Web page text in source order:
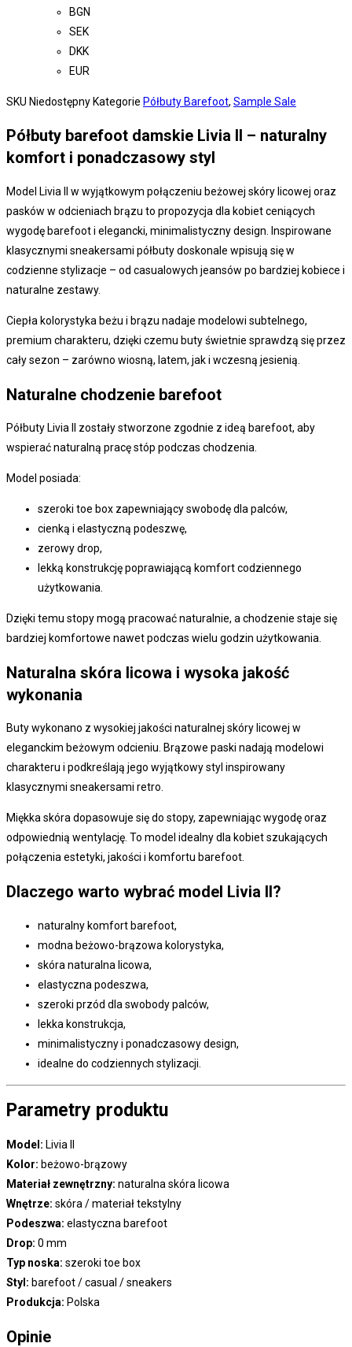
BGN
SEK
DKK
EUR
SKU Niedostępny Kategorie Półbuty Barefoot, Sample Sale
Półbuty barefoot damskie Livia II – naturalny
komfort i ponadczasowy styl
Model Livia II w wyjątkowym połączeniu beżowej skóry licowej oraz
pasków w odcieniach brązu to propozycja dla kobiet ceniących
wygodę barefoot i elegancki, minimalistyczny design. Inspirowane
klasycznymi sneakersami półbuty doskonale wpisują się w
codzienne stylizacje – od casualowych jeansów po bardziej kobiece i
naturalne zestawy.
Ciepła kolorystyka beżu i brązu nadaje modelowi subtelnego,
premium charakteru, dzięki czemu buty świetnie sprawdzą się przez
cały sezon – zarówno wiosną, latem, jak i wczesną jesienią.
Naturalne chodzenie barefoot
Półbuty Livia II zostały stworzone zgodnie z ideą barefoot, aby
wspierać naturalną pracę stóp podczas chodzenia.
Model posiada:
szeroki toe box zapewniający swobodę dla palców,
cienką i elastyczną podeszwę,
zerowy drop,
lekką konstrukcję poprawiającą komfort codziennego
użytkowania.
Dzięki temu stopy mogą pracować naturalnie, a chodzenie staje się
bardziej komfortowe nawet podczas wielu godzin użytkowania.
Naturalna skóra licowa i wysoka jakość
wykonania
Buty wykonano z wysokiej jakości naturalnej skóry licowej w
eleganckim beżowym odcieniu. Brązowe paski nadają modelowi
charakteru i podkreślają jego wyjątkowy styl inspirowany
klasycznymi sneakersami retro.
Miękka skóra dopasowuje się do stopy, zapewniając wygodę oraz
odpowiednią wentylację. To model idealny dla kobiet szukających
połączenia estetyki, jakości i komfortu barefoot.
Dlaczego warto wybrać model Livia II?
naturalny komfort barefoot,
modna beżowo-brązowa kolorystyka,
skóra naturalna licowa,
elastyczna podeszwa,
szeroki przód dla swobody palców,
lekka konstrukcja,
minimalistyczny i ponadczasowy design,
idealne do codziennych stylizacji.
Parametry produktu
Model: Livia II
Kolor: beżowo-brązowy
Materiał zewnętrzny: naturalna skóra licowa
Wnętrze: skóra / materiał tekstylny
Podeszwa: elastyczna barefoot
Drop: 0 mm
Typ noska: szeroki toe box
Styl: barefoot / casual / sneakers
Produkcja: Polska
Opinie